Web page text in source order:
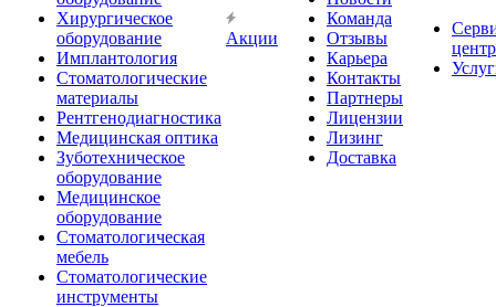
Хирургическое
оборудование
Имплантология
Стоматологические
материалы
Рентгенодиагностика
Медицинская оптика
Зуботехническое
оборудование
Медицинское
оборудование
Стоматологическая
мебель
Стоматологические
инструменты
Акции
Команда
Отзывы
Карьера
Контакты
Партнеры
Лицензии
Лизинг
Доставка
центр